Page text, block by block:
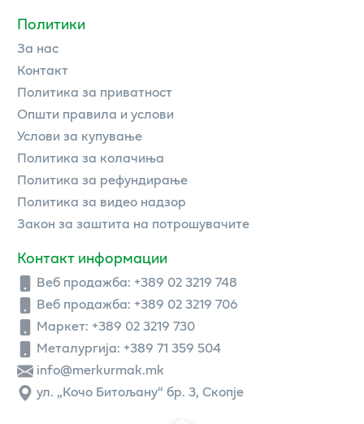
Политики
За нас
Контакт
Политика за приватност
Општи правила и услови
Услови за купување
Политика за колачиња
Политика за рефундирање
Политика за видео надзор
Закон за заштита на потрошувачите
Контакт информации
Веб продажба: +389 02 3219 748
Веб продажба: +389 02 3219 706
Маркет: +389 02 3219 730
Металургија: +389 71 359 504
info@merkurmak.mk
ул. „Кочо Битољану“ бр. 3, Скопје